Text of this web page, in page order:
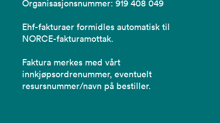
Organisasjonsnummer: 919 408 049
Ehf-fakturaer formidles automatisk til
NORCE-fakturamottak.
Faktura merkes med vårt
innkjøpsordrenummer, eventuelt
resursnummer/navn på bestiller.